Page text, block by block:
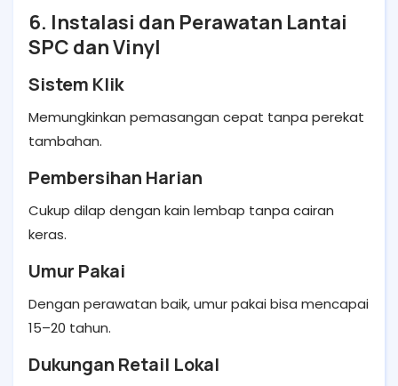
6. Instalasi dan Perawatan Lantai
SPC dan Vinyl
Sistem Klik
Memungkinkan pemasangan cepat tanpa perekat
tambahan.
Pembersihan Harian
Cukup dilap dengan kain lembap tanpa cairan
keras.
Umur Pakai
Dengan perawatan baik, umur pakai bisa mencapai
15–20 tahun.
Dukungan Retail Lokal